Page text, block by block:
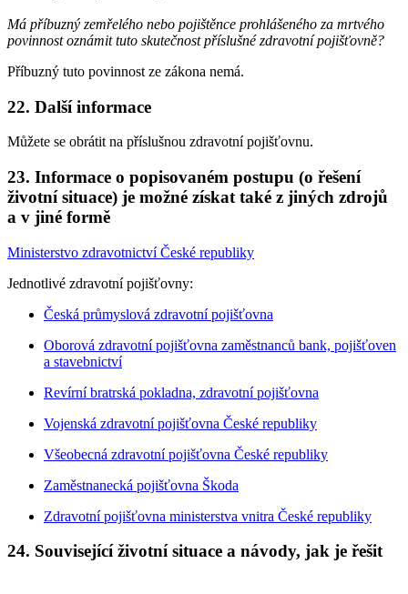
Má příbuzný zemřelého nebo pojištěnce prohlášeného za mrtvého
povinnost oznámit tuto skutečnost příslušné zdravotní pojišťovně?
Příbuzný tuto povinnost ze zákona nemá.
22. Další informace
Můžete se obrátit na příslušnou zdravotní pojišťovnu.
23. Informace o popisovaném postupu (o řešení
životní situace) je možné získat také z jiných zdrojů
a v jiné formě
Ministerstvo zdravotnictví České republiky
Jednotlivé zdravotní pojišťovny:
Česká průmyslová zdravotní pojišťovna
Oborová zdravotní pojišťovna zaměstnanců bank, pojišťoven
a stavebnictví
Revírní bratrská pokladna, zdravotní pojišťovna
Vojenská zdravotní pojišťovna České republiky
Všeobecná zdravotní pojišťovna České republiky
Zaměstnanecká pojišťovna Škoda
Zdravotní pojišťovna ministerstva vnitra České republiky
24. Související životní situace a návody, jak je řešit